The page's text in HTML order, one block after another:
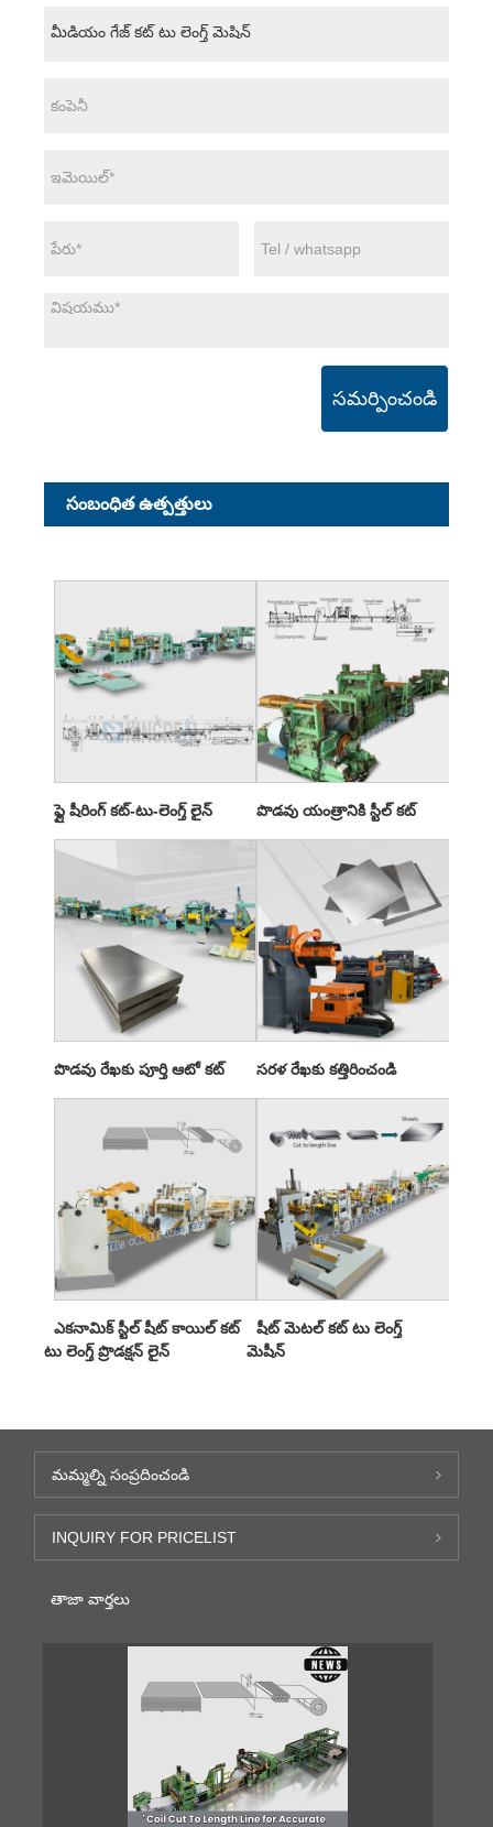
సమర్పించండి
సంబంధిత ఉత్పత్తులు
ఫ్లై షీరింగ్ కట్-టు-లెంగ్త్ లైన్ పొడవు యంత్రానికి స్టీల్ కట్
పొడవు రేఖకు పూర్తి ఆటో కట్ సరళ రేఖకు కత్తిరించండి
ఎకనామిక్ స్టీల్ షీట్ కాయిల్ కట్
టు లెంగ్త్ ప్రొడక్షన్ లైన్
షీట్ మెటల్ కట్ టు లెంగ్త్
మెషీన్
మమ్మల్ని సంప్రదించండి
INQUIRY FOR PRICELIST
తాజా వార్తలు